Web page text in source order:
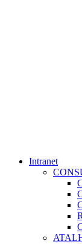
Intranet